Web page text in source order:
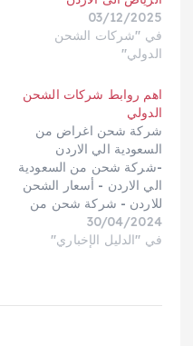
03/12/2025
في "شركات الشحن
الدولي"
اهم روابط شركات الشحن
الدولي
شركة شحن اغراض من
السعودية الي الاردن
-شركة شحن من السعودية
الي الاردن - أسعار الشحن
للاردن - شركة شحن من
السعودية الي الاردن -
شحن اغراض للاردن -
30/04/2024
في "الدليل الإخباري"